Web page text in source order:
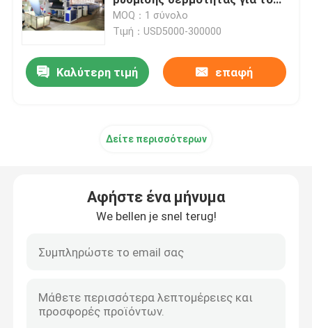
Υφαντική αποξηραντική μηχανή
Μηχανή ρύθμισης θερμότητας υφάσματος
υφαντική βάφοντας μηχανή
Μηχανή υφαντικής εκτύπωσης
Πέστε την αποξηραντική μηχανή
εγχώριο υφαντικό ύφασμα
MOQ：1 σύνολο
Τιμή：USD5000-300000
Καλύτερη τιμή επαφή
Δείτε περισσότερων
Αφήστε ένα μήνυμα
We bellen je snel terug!